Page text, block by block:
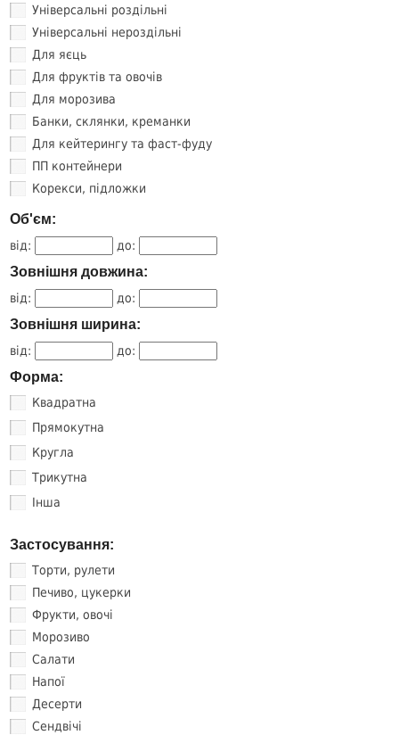
Універсальні роздільні
Універсальні нероздільні
Для яєць
Для фруктів та овочів
Для морозива
Банки, склянки, креманки
Для кейтерингу та фаст-фуду
ПП контейнери
Корекси, підложки
Об'єм:
від: до:
Зовнішня довжина:
від: до:
Зовнішня ширина:
від: до:
Форма:
Квадратна
Прямокутна
Кругла
Трикутна
Інша
Застосування:
Торти, рулети
Печиво, цукерки
Фрукти, овочі
Морозиво
Салати
Напої
Десерти
Сендвічі